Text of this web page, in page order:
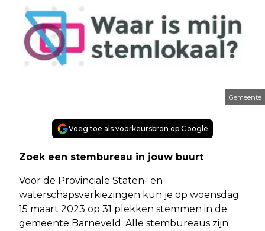
Gemeente
Voeg toe als voorkeursbron op Google
Zoek een stembureau in jouw buurt
Voor de Provinciale Staten- en
waterschapsverkiezingen kun je op woensdag
15 maart 2023 op 31 plekken stemmen in de
gemeente Barneveld. Alle stembureaus zijn